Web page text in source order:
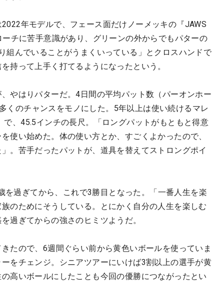
年モデルで、フェース面だけノーメッキの『JAWS
チに苦手意識があり、グリーンの外からでもパターの
組んでいることがうまくいっている」とクロスハンドで
持って上手く打てるようになったという。
やはりパターだ。4日間の平均パット数（パーオンホー
くのチャンスをモノにした。5年以上は使い続けるマレ
で、45.5インチの長尺。「ロングパットがもともと得意
使い始めた。体の使い方とか、すごくよかったので、
。苦手だったパットが、道具を替えてストロングポイ
を過ぎてから、これで3勝目となった。「一番人生を楽
のためにそうしている。とにかく自分の人生を楽しむ
過ぎてからの強さのヒミツようだ。
たので、6週間ぐらい前から黄色いボールを使っていま
をチェンジ。シニアツアーにいけば3割以上の選手が黄
高いボールにしたことも今回の優勝につながったとい